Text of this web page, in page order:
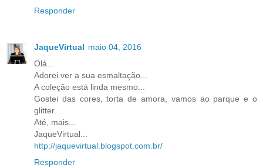
Responder
JaqueVirtual maio 04, 2016
Olá...
Adorei ver a sua esmaltação...
A coleção está linda mesmo...
Gostei das cores, torta de amora, vamos ao parque e o
glitter.
Até, mais...
JaqueVirtual...
http://jaquevirtual.blogspot.com.br/
Responder